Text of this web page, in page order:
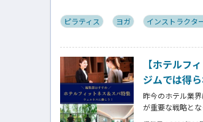
ピラティス ヨガ インストラクタ
【ホテルフ
ジムでは得
昨今のホテル業
が重要な戦略と
ストレッチトレ